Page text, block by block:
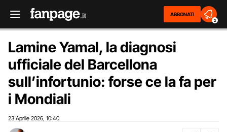
ABBONATI
2
Lamine Yamal, la diagnosi
ufficiale del Barcellona
sull’infortunio: forse ce la fa per
i Mondiali
23 Aprile 2026 10:40